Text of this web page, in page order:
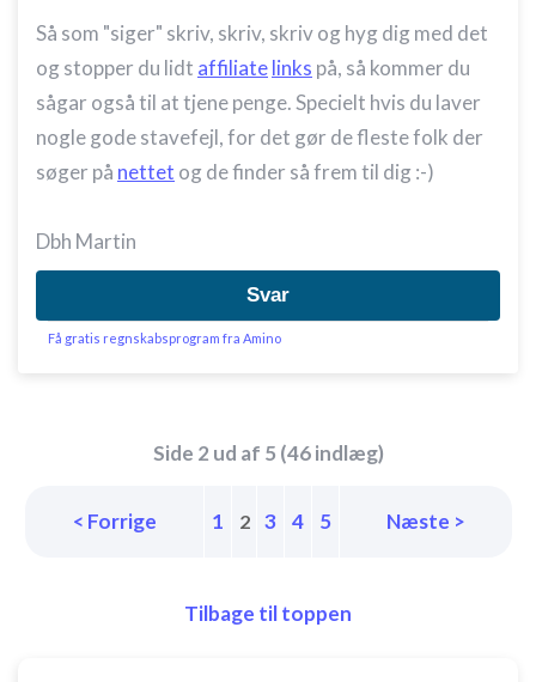
Så som "siger" skriv, skriv, skriv og hyg dig med det
og stopper du lidt affiliatelinks på, så kommer du
sågar også til at tjene penge. Specielt hvis du laver
nogle gode stavefejl, for det gør de fleste folk der
søger på nettet og de finder så frem til dig :-)
Dbh Martin
Svar
Få gratis regnskabsprogram fra Amino
Side 2 ud af 5 (46 indlæg)
< Forrige 1 2 3 4 5 Næste >
Tilbage til toppen